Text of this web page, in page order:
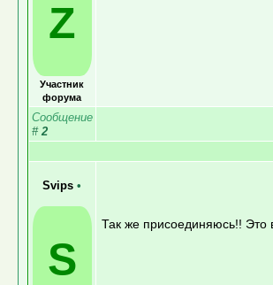
Z
Участник
форума
Сообщение
# 2
Svips •
S
Так же присоединяюсь!! Это